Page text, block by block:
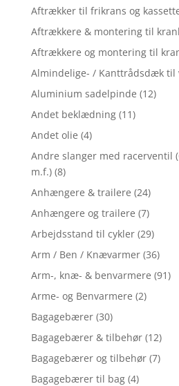
Aftrækker til frikrans og
Aftrækkere & montering til
Aftrækkere og montering til
Almindelige- / Kanttrådsdæk til
Aluminium sadelpinde (12)
Andet beklædning (11)
Andet olie (4)
Andre slanger med racerventil
m.f.) (8)
Anhængere & trailere (24)
Anhængere og trailere (7)
Arbejdsstand til cykler (29)
Arm / Ben / Knævarmer (36)
Arm-, knæ- & benvarmere (91)
Arme- og Benvarmere (2)
Bagagebærer (30)
Bagagebærer & tilbehør (12)
Bagagebærer og tilbehør (7)
Bagagebærer til bag (4)